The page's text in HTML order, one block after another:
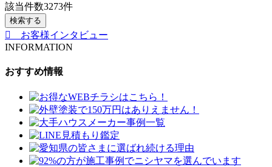
該当件数3273件
検索する
お客様インタビュー
INFORMATION
おすすめ情報